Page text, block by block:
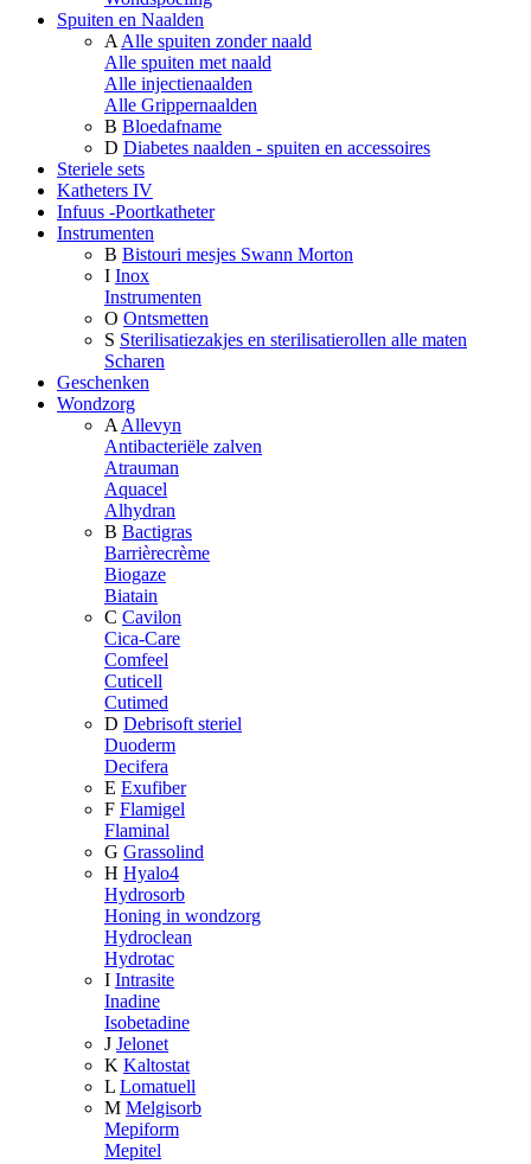
Spuiten en Naalden
A Alle spuiten zonder naald
Alle spuiten met naald
Alle injectienaalden
Alle Grippernaalden
B Bloedafname
D Diabetes naalden - spuiten en accessoires
Steriele sets
Katheters IV
Infuus -Poortkatheter
Instrumenten
B Bistouri mesjes Swann Morton
I Inox
Instrumenten
O Ontsmetten
S Sterilisatiezakjes en sterilisatierollen alle maten
Scharen
Geschenken
Wondzorg
A Allevyn
Antibacteriële zalven
Atrauman
Aquacel
Alhydran
B Bactigras
Barrièrecrème
Biogaze
Biatain
C Cavilon
Cica-Care
Comfeel
Cuticell
Cutimed
D Debrisoft steriel
Duoderm
Decifera
E Exufiber
F Flamigel
Flaminal
G Grassolind
H Hyalo4
Hydrosorb
Honing in wondzorg
Hydroclean
Hydrotac
I Intrasite
Inadine
Isobetadine
J Jelonet
K Kaltostat
L Lomatuell
M Melgisorb
Mepiform
Mepitel